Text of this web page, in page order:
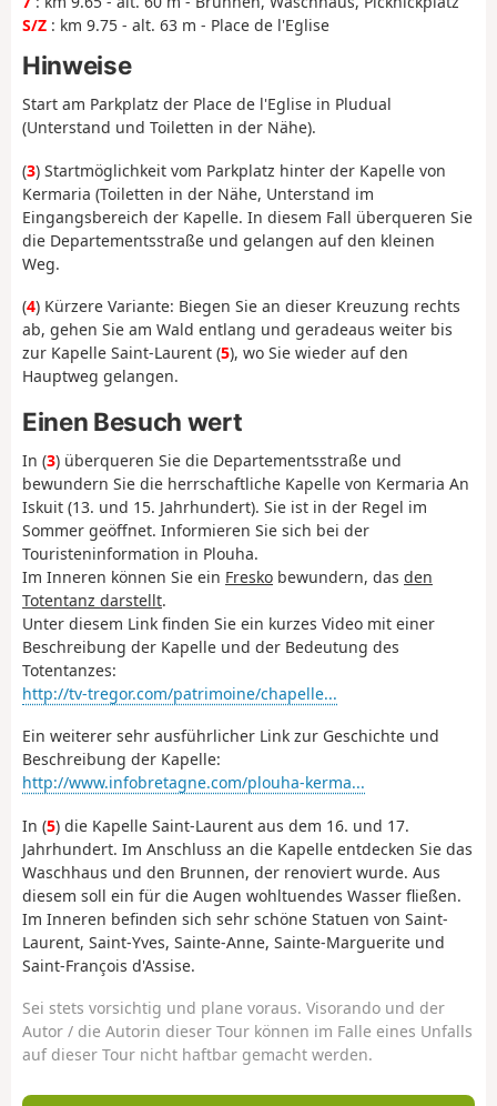
S/Z : km 9.75 - alt. 63 m - Place de l'Eglise
Hinweise
Start am Parkplatz der Place de l'Eglise in Pludual
(Unterstand und Toiletten in der Nähe).
(3) Startmöglichkeit vom Parkplatz hinter der Kapelle von
Kermaria (Toiletten in der Nähe, Unterstand im
Eingangsbereich der Kapelle. In diesem Fall überqueren Sie
die Departementsstraße und gelangen auf den kleinen
Weg.
(4) Kürzere Variante: Biegen Sie an dieser Kreuzung rechts
ab, gehen Sie am Wald entlang und geradeaus weiter bis
zur Kapelle Saint-Laurent (5), wo Sie wieder auf den
Hauptweg gelangen.
Einen Besuch wert
In (3) überqueren Sie die Departementsstraße und
bewundern Sie die herrschaftliche Kapelle von Kermaria An
Iskuit (13. und 15. Jahrhundert). Sie ist in der Regel im
Sommer geöffnet. Informieren Sie sich bei der
Touristeninformation in Plouha.
Im Inneren können Sie ein Fresko bewundern, das den
Totentanz darstellt.
Unter diesem Link finden Sie ein kurzes Video mit einer
Beschreibung der Kapelle und der Bedeutung des
Totentanzes:
http://tv-tregor.com/patrimoine/chapelle...
Ein weiterer sehr ausführlicher Link zur Geschichte und
Beschreibung der Kapelle:
http://www.infobretagne.com/plouha-kerma...
In (5) die Kapelle Saint-Laurent aus dem 16. und 17.
Jahrhundert. Im Anschluss an die Kapelle entdecken Sie das
Waschhaus und den Brunnen, der renoviert wurde. Aus
diesem soll ein für die Augen wohltuendes Wasser fließen.
Im Inneren befinden sich sehr schöne Statuen von Saint-
Laurent, Saint-Yves, Sainte-Anne, Sainte-Marguerite und
Saint-François d'Assise.
Sei stets vorsichtig und plane voraus. Visorando und der
Autor / die Autorin dieser Tour können im Falle eines Unfalls
auf dieser Tour nicht haftbar gemacht werden.